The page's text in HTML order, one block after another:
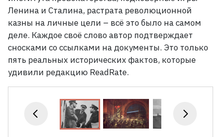
Ленина и Сталина, растрата революционной
казны на личные цели – всё это было на самом
деле. Каждое своё слово автор подтверждает
сносками со ссылками на документы. Это только
пять реальных исторических фактов, которые
удивили редакцию ReadRate.